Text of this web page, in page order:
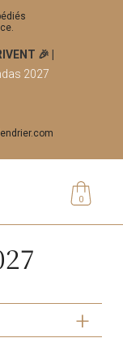
🎉
2027
0